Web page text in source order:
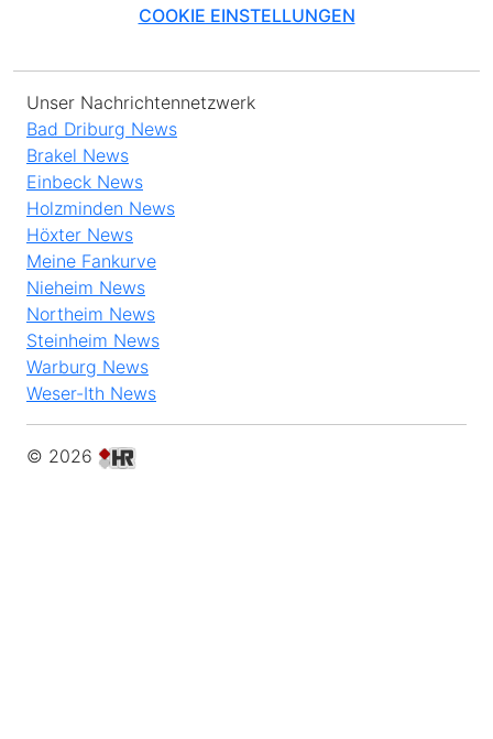
COOKIE EINSTELLUNGEN
Unser Nachrichtennetzwerk
Bad Driburg News
Brakel News
Einbeck News
Holzminden News
Höxter News
Meine Fankurve
Nieheim News
Northeim News
Steinheim News
Warburg News
Weser-Ith News
© 2026